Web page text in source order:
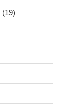
(19)